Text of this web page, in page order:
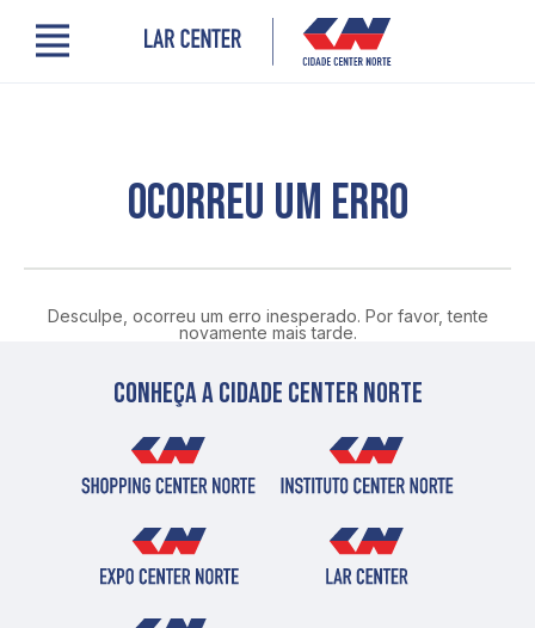
Menu
Encontre um profissional
Comodidades
Quem somos
Localização
Contato
OCORREU UM ERRO
Desculpe, ocorreu um erro inesperado. Por favor, tente
novamente mais tarde.
Conheça a cidade center norte